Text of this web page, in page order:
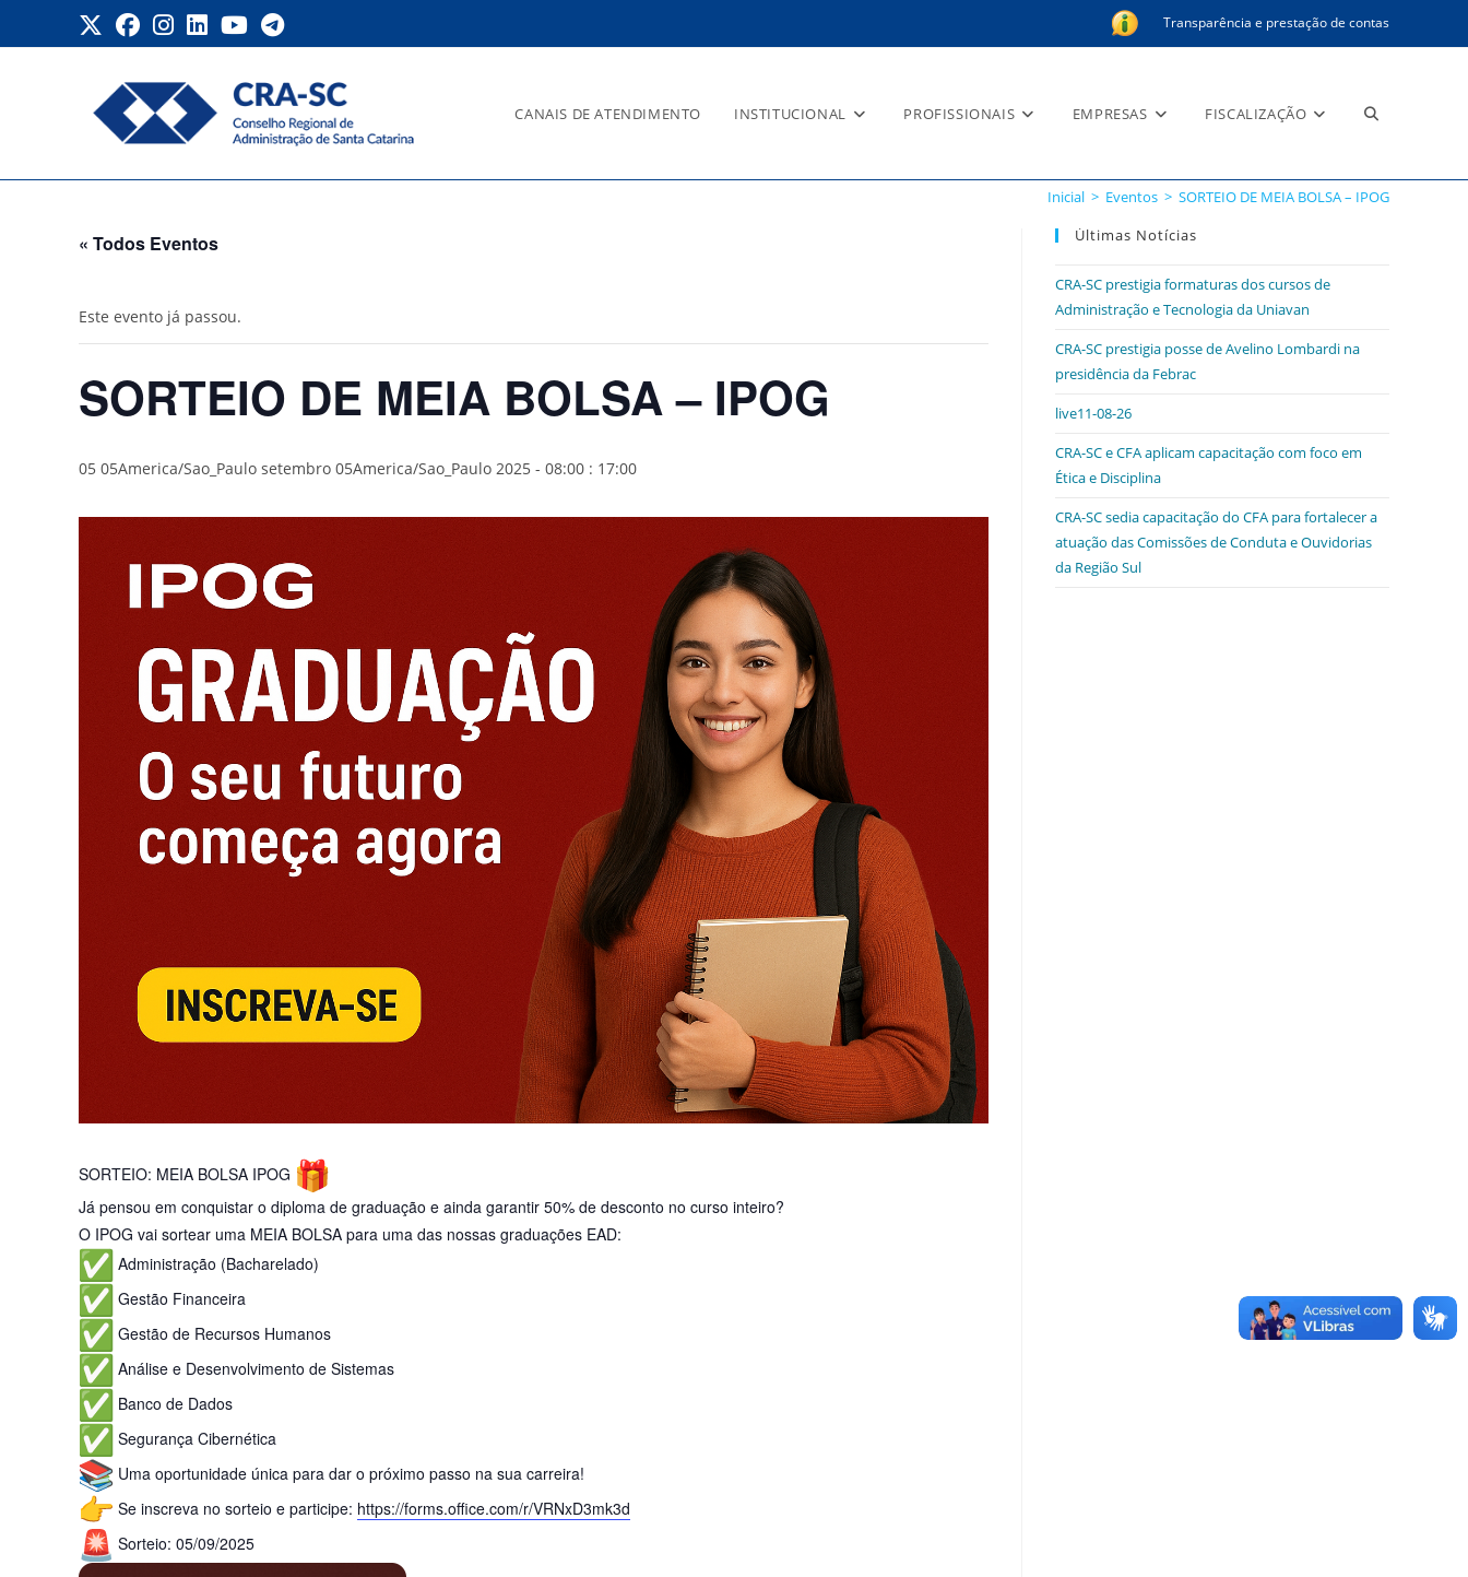
Transparência e prestação de contas
CANAIS DE ATENDIMENTO INSTITUCIONAL PROFISSIONAIS EMPRESAS FISCALIZAÇÃO Alternar
Inicial > Eventos > SORTEIO DE MEIA BOLSA – IPOG
« Todos Eventos
Este evento já passou.
SORTEIO DE MEIA BOLSA – IPOG
05 05America/Sao_Paulo setembro 05America/Sao_Paulo 2025 - 08:00 : 17:00
SORTEIO: MEIA BOLSA IPOG
Já pensou em conquistar o diploma de graduação e ainda garantir 50% de desconto no curso inteiro?
O IPOG vai sortear uma MEIA BOLSA para uma das nossas graduações EAD:
Administração (Bacharelado)
Gestão Financeira
Gestão de Recursos Humanos
Análise e Desenvolvimento de Sistemas
Banco de Dados
Segurança Cibernética
Uma oportunidade única para dar o próximo passo na sua carreira!
Se inscreva no sorteio e participe: https://forms.office.com/r/VRNxD3mk3d
Sorteio: 05/09/2025
Últimas Notícias
CRA-SC prestigia formaturas dos cursos de
Administração e Tecnologia da Uniavan
CRA-SC prestigia posse de Avelino Lombardi na
presidência da Febrac
live11-08-26
CRA-SC e CFA aplicam capacitação com foco em
Ética e Disciplina
CRA-SC sedia capacitação do CFA para fortalecer a
atuação das Comissões de Conduta e Ouvidorias
da Região Sul